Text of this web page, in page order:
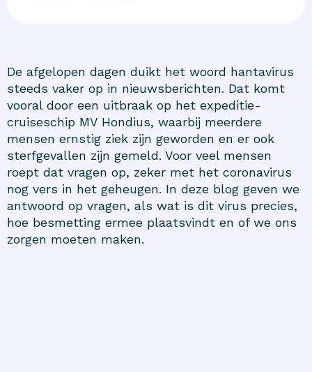
De afgelopen dagen duikt het woord hantavirus
steeds vaker op in nieuwsberichten. Dat komt
vooral door een uitbraak op het expeditie-
cruiseschip MV Hondius, waarbij meerdere
mensen ernstig ziek zijn geworden en er ook
sterfgevallen zijn gemeld. Voor veel mensen
roept dat vragen op, zeker met het coronavirus
nog vers in het geheugen. In deze blog geven we
antwoord op vragen, als wat is dit virus precies,
hoe besmetting ermee plaatsvindt en of we ons
zorgen moeten maken.